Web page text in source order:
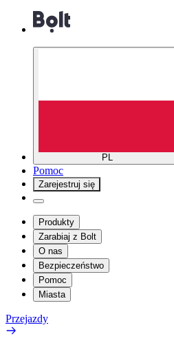
PL
Pomoc
Zarejestruj się
Produkty
Zarabiaj z Bolt
O nas
Bezpieczeństwo
Pomoc
Miasta
Przejazdy